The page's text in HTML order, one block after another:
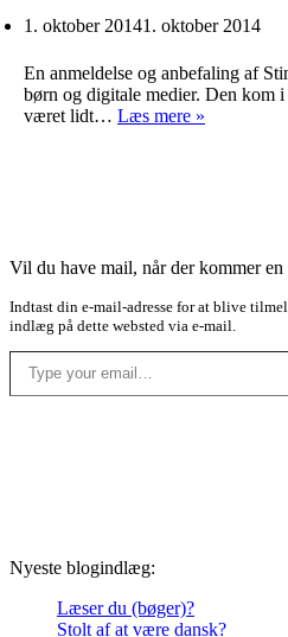
1. oktober 20141. oktober 2014
En anmeldelse og anbefaling af
børn og digitale medier. Den kom
været lidt… Læs mere »
Vil du have mail, når der kommer en
Indtast din e-mail-adresse for at blive
indlæg på dette websted via e-mail.
Type your email…
Nyeste blogindlæg:
Læser du (bøger)?
Stolt af at være dansk?